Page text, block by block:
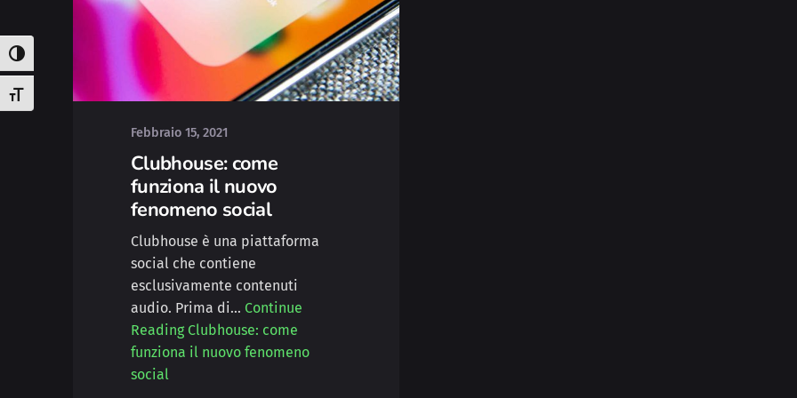
Attiva/disattiva alto contrasto
Attiva/disattiva dimensione testo
Febbraio 15, 2021
Clubhouse: come
funziona il nuovo
fenomeno social
Clubhouse è una piattaforma
social che contiene
esclusivamente contenuti
audio. Prima di… Continue
ReadingClubhouse: come
funziona il nuovo fenomeno
social